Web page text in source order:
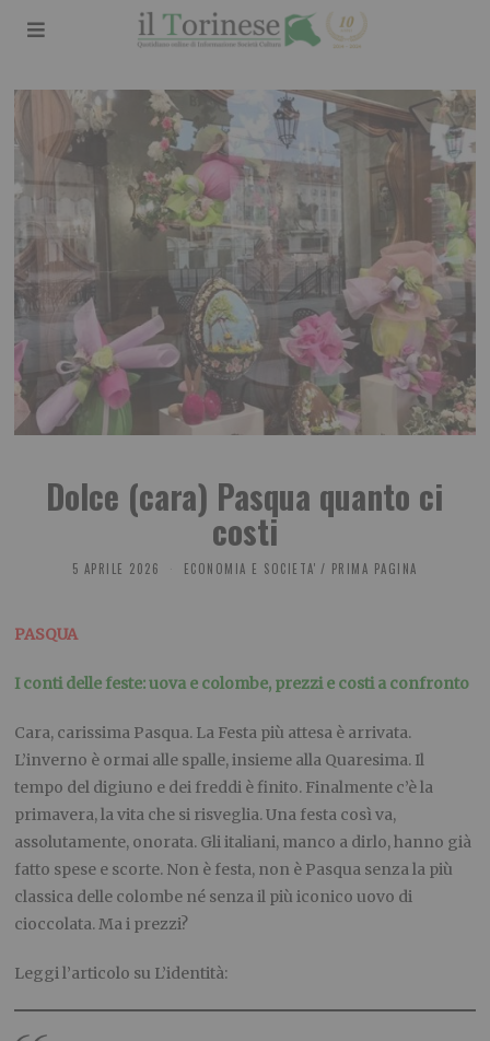
Dolce (cara) Pasqua quanto ci
costi
5 APRILE 2026 ECONOMIA E SOCIETA' / PRIMA PAGINA
PASQUA
I conti delle feste: uova e colombe, prezzi e costi a confronto
Cara, carissima Pasqua. La Festa più attesa è arrivata.
L’inverno è ormai alle spalle, insieme alla Quaresima. Il
tempo del digiuno e dei freddi è finito. Finalmente c’è la
primavera, la vita che si risveglia. Una festa così va,
assolutamente, onorata. Gli italiani, manco a dirlo, hanno già
fatto spese e scorte. Non è festa, non è Pasqua senza la più
classica delle colombe né senza il più iconico uovo di
cioccolata. Ma i prezzi?
Leggi l’articolo su L’identità: